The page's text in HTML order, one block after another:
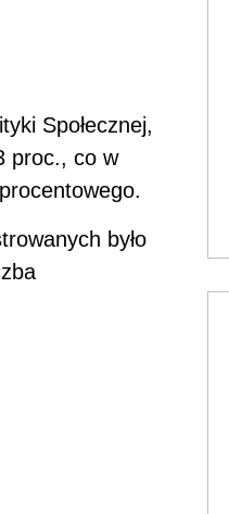
Społecznej,
proc., co w
było